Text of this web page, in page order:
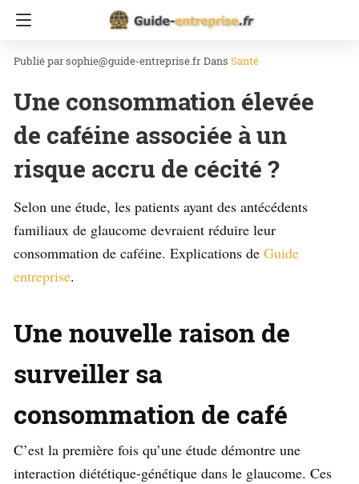
Accueil
sophie@guide-entreprise.fr Dans Santé
Une consommation élevée
de caféine associée à un
risque accru de cécité ?
Selon une étude, les patients ayant des antécédents
familiaux de glaucome devraient réduire leur
consommation de caféine. Explications de Guide
entreprise.
Une nouvelle raison de
surveiller sa
consommation de café
C’est la première fois qu’une étude démontre une
interaction diététique-génétique dans le glaucome. Ces